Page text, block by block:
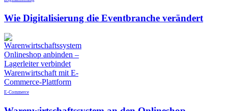
Wie Digitalisierung die Eventbranche verändert
E-Commerce